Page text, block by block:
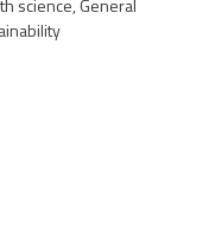
science, General